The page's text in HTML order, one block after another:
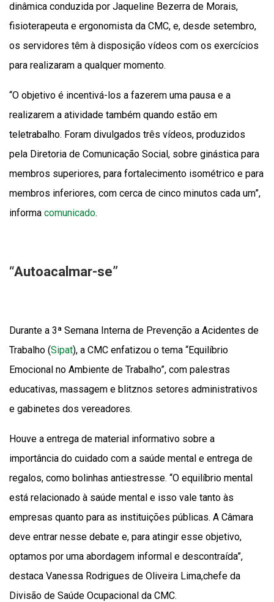
dinâmica conduzida por Jaqueline Bezerra de Morais,
fisioterapeuta e ergonomista da CMC, e, desde setembro,
os servidores têm à disposição vídeos com os exercícios
para realizaram a qualquer momento.
“O objetivo é incentivá-los a fazerem uma pausa e a
realizarem a atividade também quando estão em
teletrabalho. Foram divulgados três vídeos, produzidos
pela Diretoria de Comunicação Social, sobre ginástica para
membros superiores, para fortalecimento isométrico e para
membros inferiores, com cerca de cinco minutos cada um”,
informa comunicado.
“Autoacalmar-se”
Durante a 3ª Semana Interna de Prevenção a Acidentes de
Trabalho (Sipat), a CMC enfatizou o tema “Equilíbrio
Emocional no Ambiente de Trabalho”, com palestras
educativas, massagem e blitznos setores administrativos
e gabinetes dos vereadores.
Houve a entrega de material informativo sobre a
importância do cuidado com a saúde mental e entrega de
regalos, como bolinhas antiestresse. “O equilíbrio mental
está relacionado à saúde mental e isso vale tanto às
empresas quanto para as instituições públicas. A Câmara
deve entrar nesse debate e, para atingir esse objetivo,
optamos por uma abordagem informal e descontraída”,
destaca Vanessa Rodrigues de Oliveira Lima,chefe da
Divisão de Saúde Ocupacional da CMC.